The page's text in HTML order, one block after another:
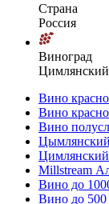
Страна
Россия
Виноград
Вино
Вино
Вино
Millstream
Вино до
Вино до 500